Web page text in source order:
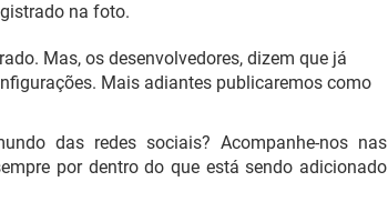
na foto.
Mas, os desenvolvedores, dizem que já
Mais adiantes publicaremos como
das redes sociais? Acompanhe-nos nas
por dentro do que está sendo adicionado